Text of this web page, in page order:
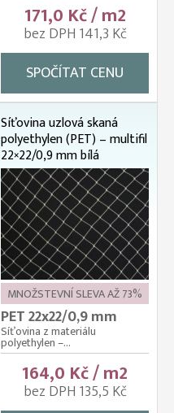
171,0 Kč / m2
bez DPH 141,3 Kč
SPOČÍTAT CENU
Síťovina uzlová skaná
polyethylen (PET) – multifil
22×22/0,9 mm bílá
MNOŽSTEVNÍ SLEVA AŽ 73%
PET 22x22/0,9 mm
Síťovina z materiálu
polyethylen –...
164,0 Kč / m2
bez DPH 135,5 Kč